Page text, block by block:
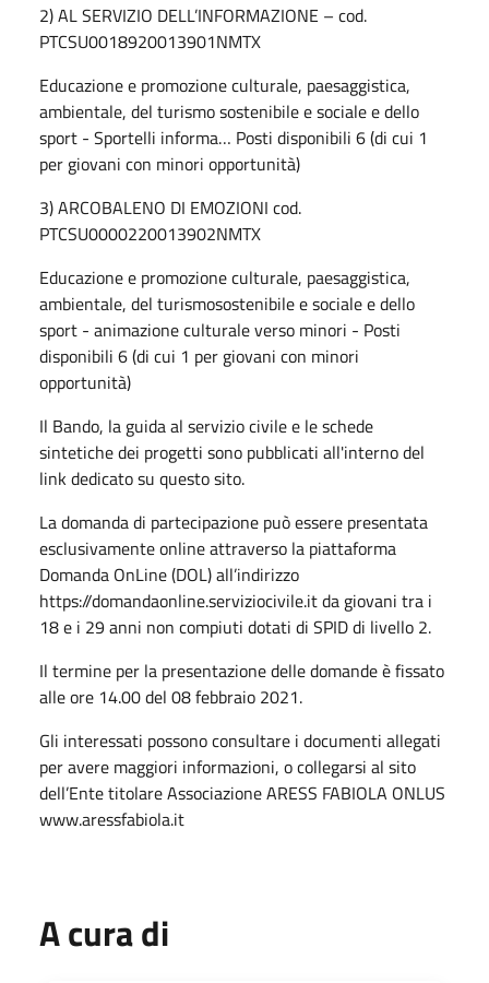
2) AL SERVIZIO DELL’INFORMAZIONE – cod.
PTCSU0018920013901NMTX
Educazione e promozione culturale, paesaggistica,
ambientale, del turismo sostenibile e sociale e dello
sport - Sportelli informa… Posti disponibili 6 (di cui 1
per giovani con minori opportunità)
3) ARCOBALENO DI EMOZIONI cod.
PTCSU0000220013902NMTX
Educazione e promozione culturale, paesaggistica,
ambientale, del turismosostenibile e sociale e dello
sport - animazione culturale verso minori - Posti
disponibili 6 (di cui 1 per giovani con minori
opportunità)
Il Bando, la guida al servizio civile e le schede
sintetiche dei progetti sono pubblicati all'interno del
link dedicato su questo sito.
La domanda di partecipazione può essere presentata
esclusivamente online attraverso la piattaforma
Domanda OnLine (DOL) all’indirizzo
https://domandaonline.serviziocivile.itda giovani tra i
18 e i 29 anni non compiuti dotati di SPID di livello 2.
Il termine per la presentazione delle domande è fissato
alle ore 14.00 del 08 febbraio 2021.
Gli interessati possono consultare i documenti allegati
per avere maggiori informazioni, o collegarsi al sito
dell’Ente titolare Associazione ARESS FABIOLA ONLUS
www.aressfabiola.it
A cura di